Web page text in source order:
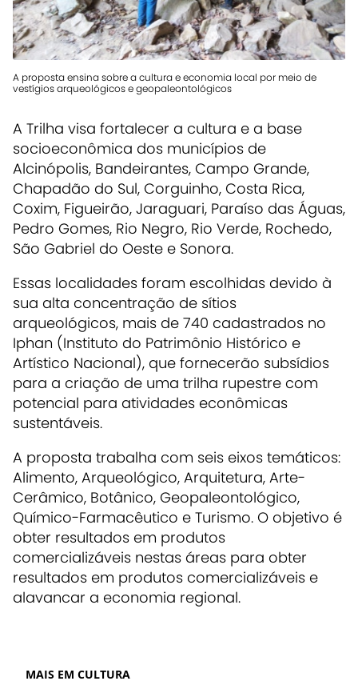
A proposta ensina sobre a cultura e economia local por meio de
vestígios arqueológicos e geopaleontológicos
A Trilha visa fortalecer a cultura e a base
socioeconômica dos municípios de
Alcinópolis, Bandeirantes, Campo Grande,
Chapadão do Sul, Corguinho, Costa Rica,
Coxim, Figueirão, Jaraguari, Paraíso das Águas,
Pedro Gomes, Rio Negro, Rio Verde, Rochedo,
São Gabriel do Oeste e Sonora.
Essas localidades foram escolhidas devido à
sua alta concentração de sítios
arqueológicos, mais de 740 cadastrados no
Iphan (Instituto do Patrimônio Histórico e
Artístico Nacional), que fornecerão subsídios
para a criação de uma trilha rupestre com
potencial para atividades econômicas
sustentáveis.
A proposta trabalha com seis eixos temáticos:
Alimento, Arqueológico, Arquitetura, Arte-
Cerâmico, Botânico, Geopaleontológico,
Químico-Farmacêutico e Turismo. O objetivo é
obter resultados em produtos
comercializáveis nestas áreas para obter
resultados em produtos comercializáveis e
alavancar a economia regional.
MAIS EM CULTURA